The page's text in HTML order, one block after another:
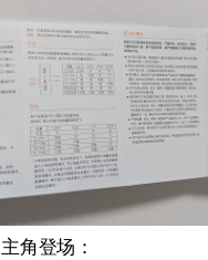
角登场：